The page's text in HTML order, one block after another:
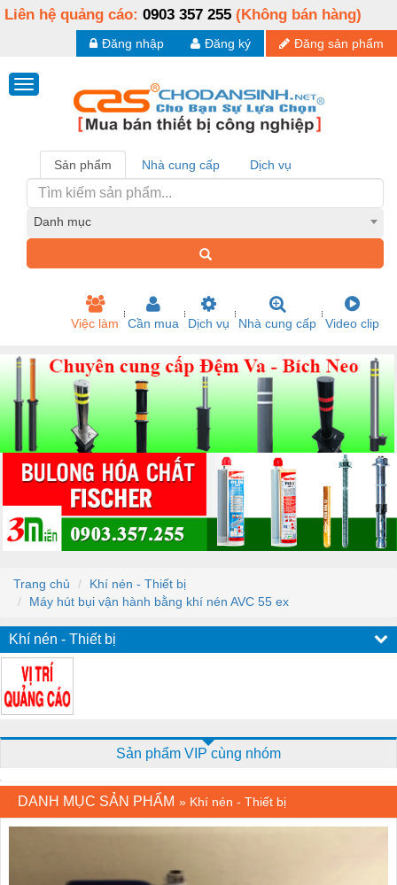
Liên hệ quảng cáo: 0903 357 255 (Không bán hàng)
Đăng sản phẩm
Đăng ký
Đăng nhập
Sản phẩm Nhà cung cấp Dịch vụ
Danh mục
Việc làm Cần mua Dịch vụ Nhà cung cấp Video clip
Trang chủ
Khí nén - Thiết bị
Máy hút bụi vận hành bằng khí nén AVC 55 ex
Khí nén - Thiết bị
Sản phẩm VIP cùng nhóm
DANH MỤC SẢN PHẨM » Khí nén - Thiết bị